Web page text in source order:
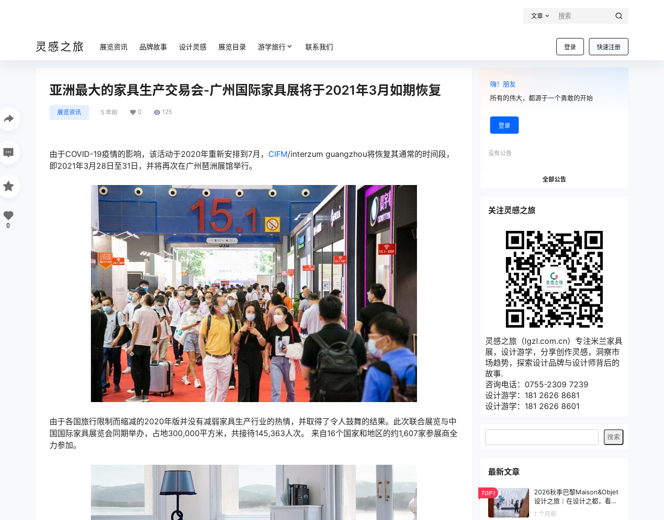
文章
灵感之旅 登录 快速注册
展览资讯 品牌故事 设计灵感 展览目录 游学旅行 联系我们
亚洲最大的家具生产交易会-广州国际家具展将于2021年3月如期恢复
展览资讯 5 年前 0 125
由于COVID-19疫情的影响，该活动于2020年重新安排到7月， CIFM/interzum guangzhou将恢复其通常的时间段，
即2021年3月28日至31日，并将再次在广州琶洲展馆举行。
由于各国旅行限制而缩减的2020年版并没有减弱家具生产行业的热情，并取得了令人鼓舞的结果。此次联合展览与中
国国际家具展览会同期举办，占地300,000平方米，共接待145,363人次。 来自16个国家和地区的约1,607家参展商全
力参加。
0
嗨！朋友
所有的伟大，都源于一个勇敢的开始
登录
没有公告
全部公告
关注灵感之旅
灵感之旅（lgzl.com.cn）专注米兰家具
展，设计游学，分享创作灵感，洞察市
场趋势，探索设计品牌与设计师背后的
故事.
咨询电话：0755-2309 7239
设计游学：181 2626 8681
设计游学：181 2626 8601
最新文章
TOP1
2026秋季巴黎Maison&Objet
设计之旅｜在设计之都，看见
未来生活的模样
1 个月前